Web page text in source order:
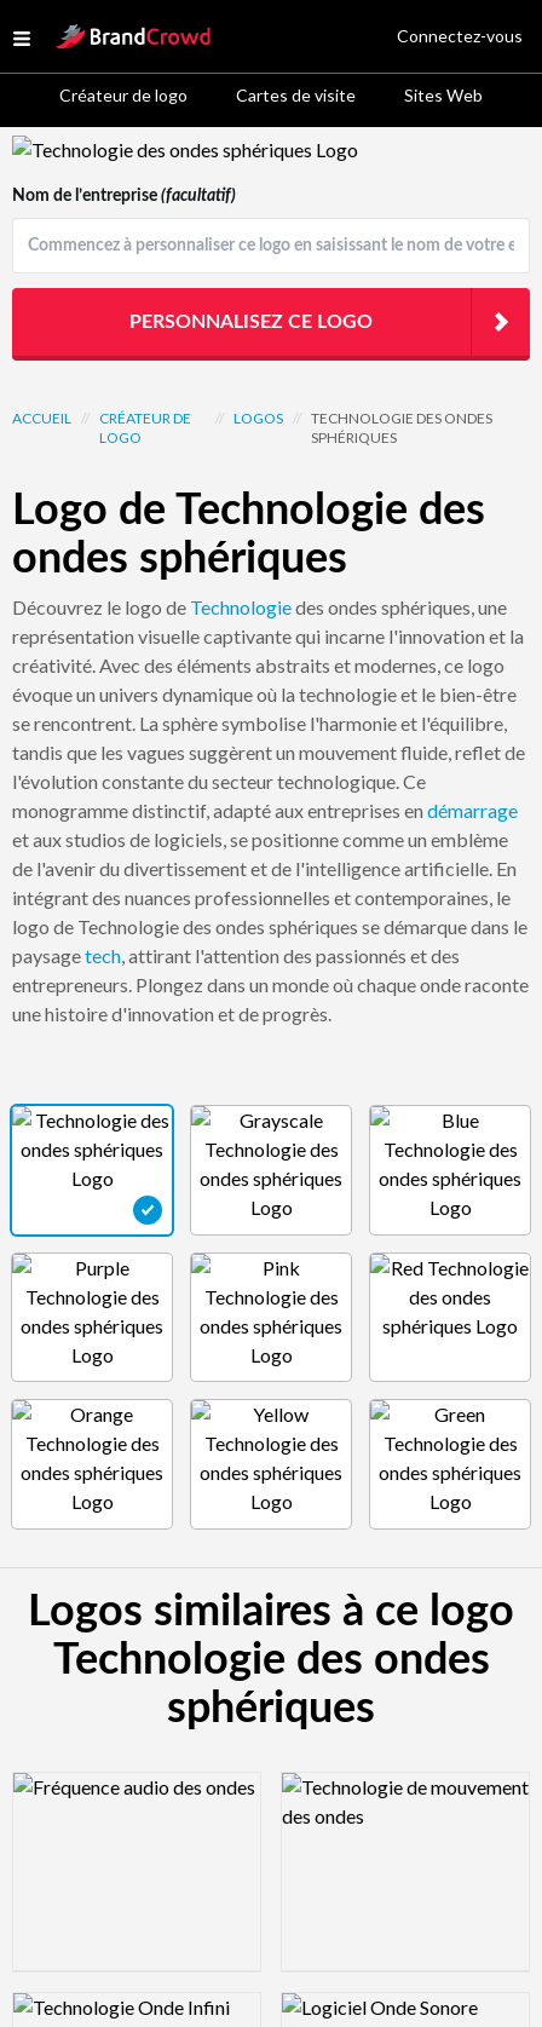
Open menu
Site Logo
Créateur de logo Cartes de visite Sites Web
Connectez-vous
Logo Template Preview
ACCUEIL // CRÉATEUR DE
LOGO
// LOGOS // TECHNOLOGIE DES ONDES
SPHÉRIQUES
Logo de Technologie des
ondes sphériques
Découvrez le logo de Technologiedes ondes sphériques, une
représentation visuelle captivante qui incarne l'innovation et la
créativité. Avec des éléments abstraits et modernes, ce logo
évoque un univers dynamique où la technologie et le bien-être
se rencontrent. La sphère symbolise l'harmonie et l'équilibre,
tandis que les vagues suggèrent un mouvement fluide, reflet de
l'évolution constante du secteur technologique. Ce
monogramme distinctif, adapté aux entreprises en démarrage
et aux studios de logiciels, se positionne comme un emblème
de l'avenir du divertissement et de l'intelligence artificielle. En
intégrant des nuances professionnelles et contemporaines, le
logo de Technologie des ondes sphériques se démarque dans le
paysagetech, attirant l'attention des passionnés et des
entrepreneurs. Plongez dans un monde où chaque onde raconte
une histoire d'innovation et de progrès.
Nom de l’entreprise (facultatif)
PERSONNALISEZ CE LOGO
Logos similaires à ce logo
Technologie des ondes
sphériques
Logo Preview Image Logo Preview Image
Logo Preview Image Logo Preview Image